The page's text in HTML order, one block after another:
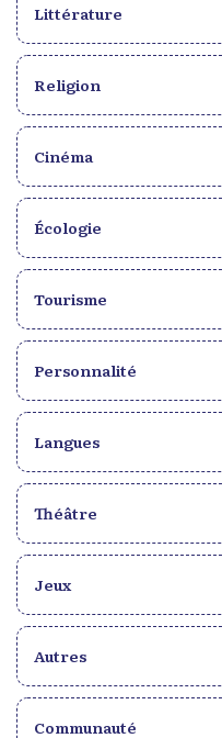
Littérature
Religion
Cinéma
Écologie
Tourisme
Personnalité
Langues
Théâtre
Jeux
Autres
Communauté